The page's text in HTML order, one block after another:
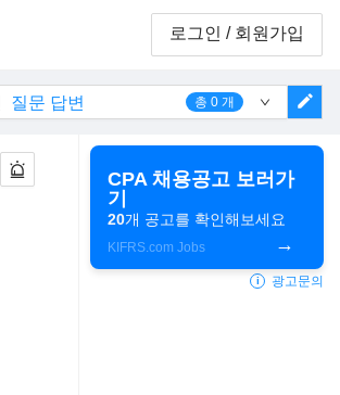
로그인 / 회원가입
질문 답변 총 0 개 edit
CPA 채용공고 보러가
기
20개 공고를 확인해보세요
KIFRS.com Jobs
i 광고문의